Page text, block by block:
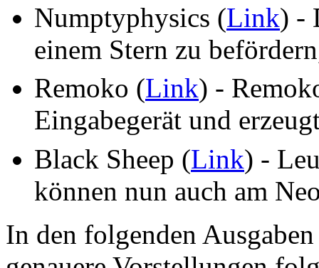
Numptyphysics (Link) -
einem Stern zu
Remoko (Link) -
Eingabegerät und
Black Sheep (Link) -
können nun auch am
In den folgenden